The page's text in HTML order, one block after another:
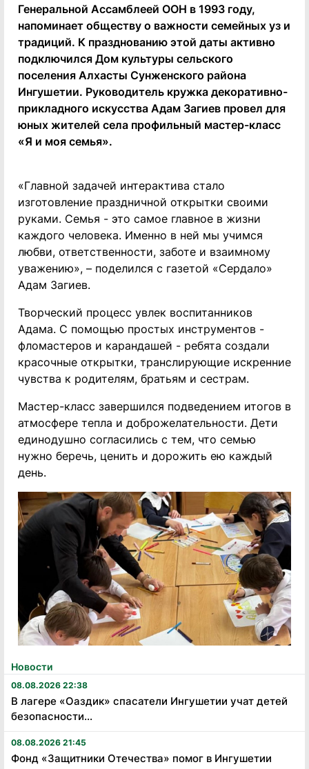
Новости
08.08.2026 22:38
В лагере «Оаздик» спасатели Ингушетии учат детей
безопасности...
08.08.2026 21:45
Фонд «Защитники Отечества» помог в Ингушетии
Генеральной Ассамблеей ООН в 1993 году,
напоминает обществу о важности семейных уз и
традиций. К празднованию этой даты активно
подключился Дом культуры сельского
поселения Алхасты Сунженского района
Ингушетии. Руководитель кружка декоративно-
прикладного искусства Адам Загиев провел для
юных жителей села профильный мастер-класс
«Я и моя семья».
«Главной задачей интерактива стало
изготовление праздничной открытки своими
руками. Семья - это самое главное в жизни
каждого человека. Именно в ней мы учимся
любви, ответственности, заботе и взаимному
уважению», – поделился с газетой «Сердало»
Адам Загиев.
Творческий процесс увлек воспитанников
Адама. С помощью простых инструментов -
фломастеров и карандашей - ребята создали
красочные открытки, транслирующие искренние
чувства к родителям, братьям и сестрам.
Мастер-класс завершился подведением итогов в
атмосфере тепла и доброжелательности. Дети
единодушно согласились с тем, что семью
нужно беречь, ценить и дорожить ею каждый
день.